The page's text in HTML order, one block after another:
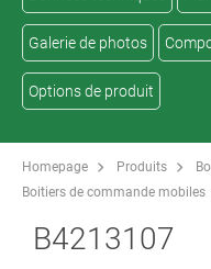
Galerie de photos
Options de produit
Homepage Produits
Boitiers de commande mobiles
B4213107